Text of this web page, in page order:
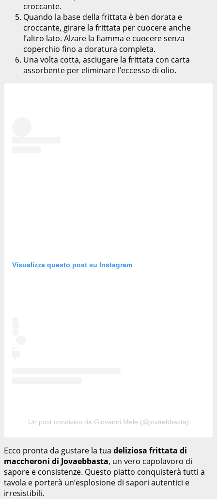
croccante.
Quando la base della frittata è ben dorata e
croccante, girare la frittata per cuocere anche
l’altro lato. Alzare la fiamma e cuocere senza
coperchio fino a doratura completa.
Una volta cotta, asciugare la frittata con carta
assorbente per eliminare l’eccesso di olio.
Visualizza questo post su Instagram
Un post condiviso da Giovanni Mele (@jovaebbasta)
Ecco pronta da gustare la tua deliziosa frittata di
maccheroni di Jovaebbasta, un vero capolavoro di
sapore e consistenze. Questo piatto conquisterà tutti a
tavola e porterà un’esplosione di sapori autentici e
irresistibili.